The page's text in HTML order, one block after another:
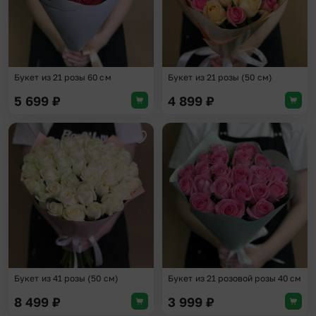
Букет из 21 розы 60 см
5 699 ₽
Букет из 21 розы (50 см)
4 899 ₽
Добавить в избранное
Букет из 41 розы (50 см)
8 499 ₽
Букет из 21 розовой розы 40 см
3 999 ₽